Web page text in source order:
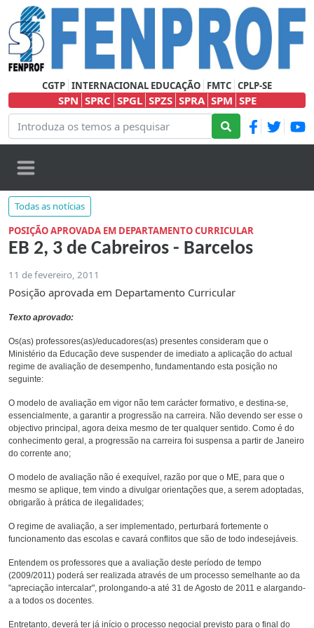
CGTP INTERNACIONAL EDUCAÇÃO FMTC CPLP-SE
SPN SPRC SPGL SPZS SPRA SPM SPE
Todas as notícias
POSIÇÃO APROVADA EM DEPARTAMENTO CURRICULAR
EB 2, 3 de Cabreiros - Barcelos
11 de fevereiro, 2011
Posição aprovada em Departamento Curricular
Texto aprovado:
Os(as) professores(as)/educadores(as) presentes consideram que o
Ministério da Educação deve suspender de imediato a aplicação do actual
regime de avaliação de desempenho, fundamentando esta posição no
seguinte:
O modelo de avaliação em vigor não tem carácter formativo, e destina-se,
essencialmente, a garantir a progressão na carreira. Não devendo ser esse o
objectivo principal, agora deixa mesmo de ter qualquer sentido. Como é do
conhecimento geral, a progressão na carreira foi suspensa a partir de Janeiro
do corrente ano;
O modelo de avaliação não é exequível, razão por que o ME, para que o
mesmo se aplique, tem vindo a divulgar orientações que, a serem adoptadas,
obrigarão à prática de ilegalidades;
O regime de avaliação, a ser implementado, perturbará fortemente o
funcionamento das escolas e cavará conflitos que são de todo indesejáveis.
Entendem os professores que a avaliação deste período de tempo
(2009/2011) poderá ser realizada através de um processo semelhante ao da
"apreciação intercalar", prolongando-a até 31 de Agosto de 2011 e alargando-
a a todos os docentes.
Entretanto, deverá ter já início o processo negocial previsto para o final do